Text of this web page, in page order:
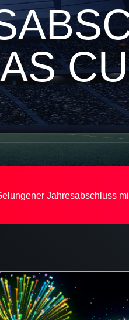
Jahresabschluss